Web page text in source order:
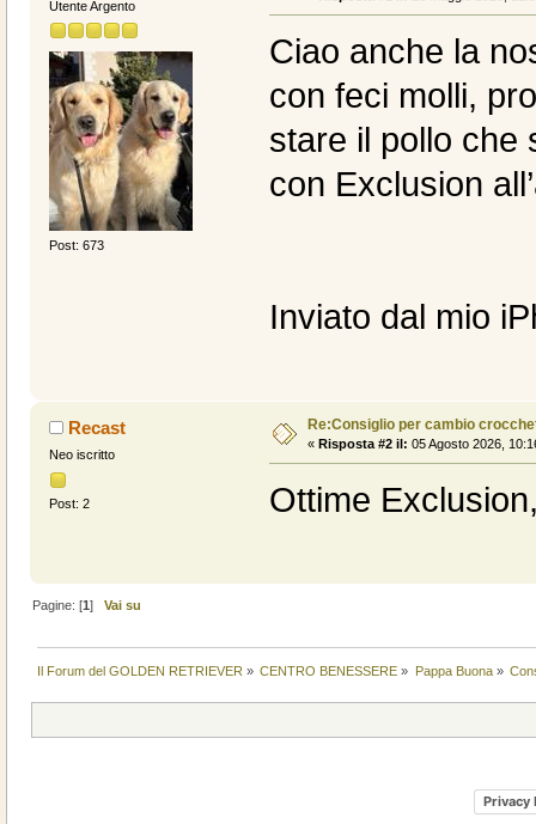
Utente Argento
Post: 673
Ciao anche la
con feci molli,
stare il pollo che
con Exclusion
Inviato dal mio
Recast
Neo iscritto
Post: 2
Re:Consiglio per cambio
« Risposta #2 il: 05 Agosto 2026,
Ottime
Pagine: [1]Vai su
Il Forum del GOLDEN RETRIEVER » CENTRO BENESSERE » Pappa Buona»
Privacy